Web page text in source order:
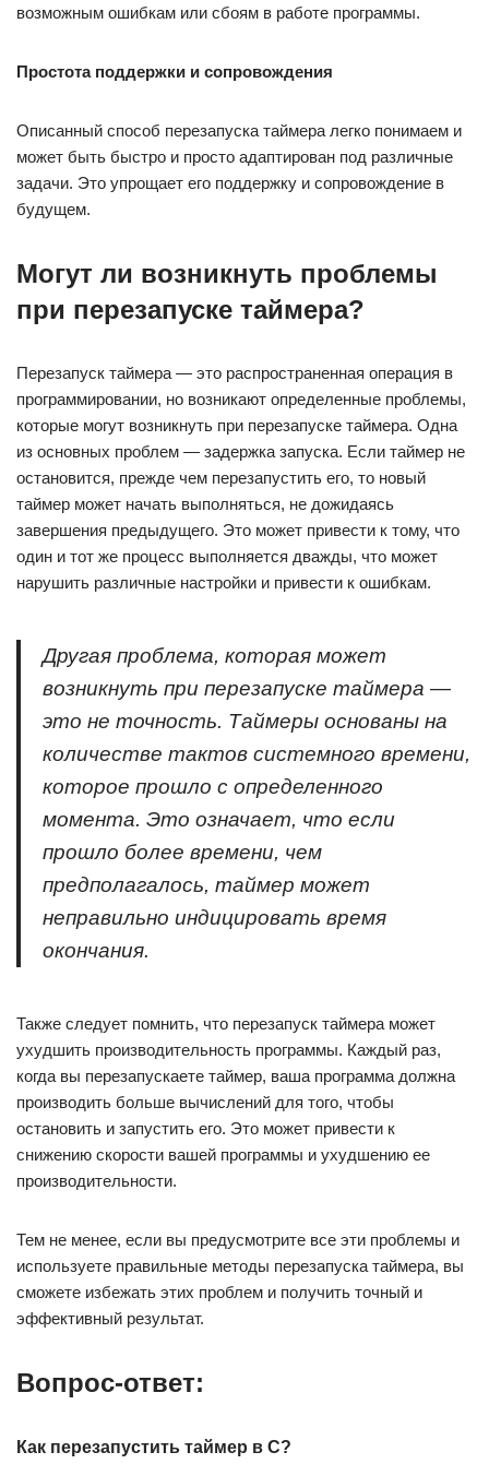
возможным ошибкам или сбоям в работе программы.
Простота поддержки и сопровождения
Описанный способ перезапуска таймера легко понимаем и
может быть быстро и просто адаптирован под различные
задачи. Это упрощает его поддержку и сопровождение в
будущем.
Могут ли возникнуть проблемы
при перезапуске таймера?
Перезапуск таймера — это распространенная операция в
программировании, но возникают определенные проблемы,
которые могут возникнуть при перезапуске таймера. Одна
из основных проблем — задержка запуска. Если таймер не
остановится, прежде чем перезапустить его, то новый
таймер может начать выполняться, не дожидаясь
завершения предыдущего. Это может привести к тому, что
один и тот же процесс выполняется дважды, что может
нарушить различные настройки и привести к ошибкам.
Другая проблема, которая может
возникнуть при перезапуске таймера —
это не точность. Таймеры основаны на
количестве тактов системного времени,
которое прошло с определенного
момента. Это означает, что если
прошло более времени, чем
предполагалось, таймер может
неправильно индицировать время
окончания.
Также следует помнить, что перезапуск таймера может
ухудшить производительность программы. Каждый раз,
когда вы перезапускаете таймер, ваша программа должна
производить больше вычислений для того, чтобы
остановить и запустить его. Это может привести к
снижению скорости вашей программы и ухудшению ее
производительности.
Тем не менее, если вы предусмотрите все эти проблемы и
используете правильные методы перезапуска таймера, вы
сможете избежать этих проблем и получить точный и
эффективный результат.
Вопрос-ответ:
Как перезапустить таймер в C?